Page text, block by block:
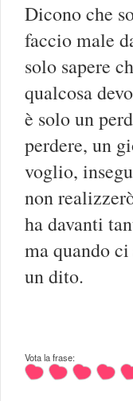
Dicono che
faccio male
solo sapere
qualcosa
è solo un
perdere, un
voglio,
non
ha davanti
ma quando
un dito.
Vota la frase: